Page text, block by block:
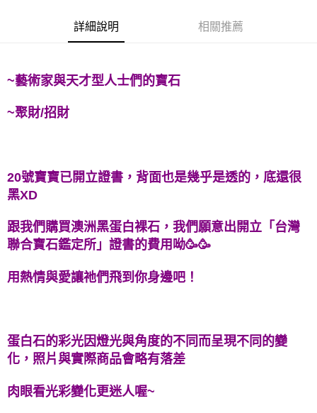
運送方式
每筆NT$80，滿NT$3,000(含以上)免運費
賣家宅配幫您送（台灣）
郵局幫你送（離島）
每筆NT$80，滿NT$3,000(含以上)免運費
付款後門市自取
詳細說明 相關推薦
~藝術家與天才型人士們的寶石
~聚財/招財
20號寶寶已開立證書，背面也是幾乎是透的，底還很
黑XD
跟我們購買澳洲黑蛋白裸石，我們願意出開立「台灣
聯合寶石鑑定所」證書的費用呦🥳🥳
用熱情與愛讓祂們飛到你身邊吧！
蛋白石的彩光因燈光與角度的不同而呈現不同的變
化，照片與實際商品會略有落差
肉眼看光彩變化更迷人喔~